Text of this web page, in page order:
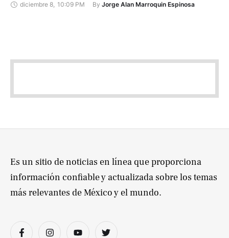
diciembre 8, 10:09 PM By Jorge Alan Marroquin Espinosa
Es un sitio de noticias en línea que proporciona
información confiable y actualizada sobre los temas
más relevantes de México y el mundo.